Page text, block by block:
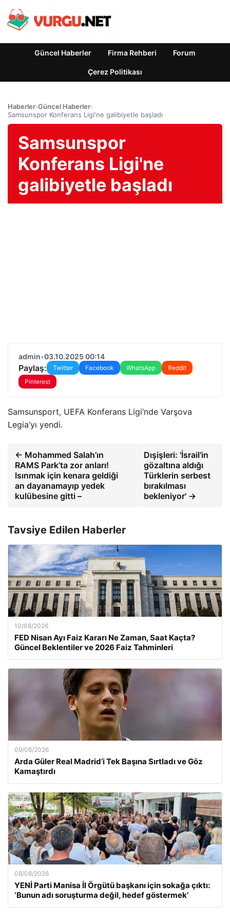
Güncel Haberler Firma Rehberi Forum
Çerez Politikası
Haberler›Güncel Haberler›
Samsunspor Konferans Ligi'ne galibiyetle başladı
Samsunspor
Konferans Ligi'ne
galibiyetle başladı
admin•03.10.2025 00:14
Paylaş: Twitter Facebook WhatsApp
Reddit
Pinterest
Samsunsport, UEFA Konferans Ligi’nde Varşova
Legia’yı yendi.
← Mohammed Salah’ın
RAMS Park’ta zor anları!
Isınmak için kenara geldiği
an dayanamayıp yedek
kulübesine gitti –
Dışişleri: 'İsrail'in
gözaltına aldığı
Türklerin serbest
bırakılması
bekleniyor' →
Tavsiye Edilen Haberler
10/08/2026
FED Nisan Ayı Faiz Kararı Ne Zaman, Saat Kaçta?
Güncel Beklentiler ve 2026 Faiz Tahminleri
09/08/2026
Arda Güler Real Madrid’i Tek Başına Sırtladı ve Göz
Kamaştırdı
08/08/2026
YENİ Parti Manisa İl Örgütü başkanı için sokağa çıktı:
‘Bunun adı soruşturma değil, hedef göstermek’